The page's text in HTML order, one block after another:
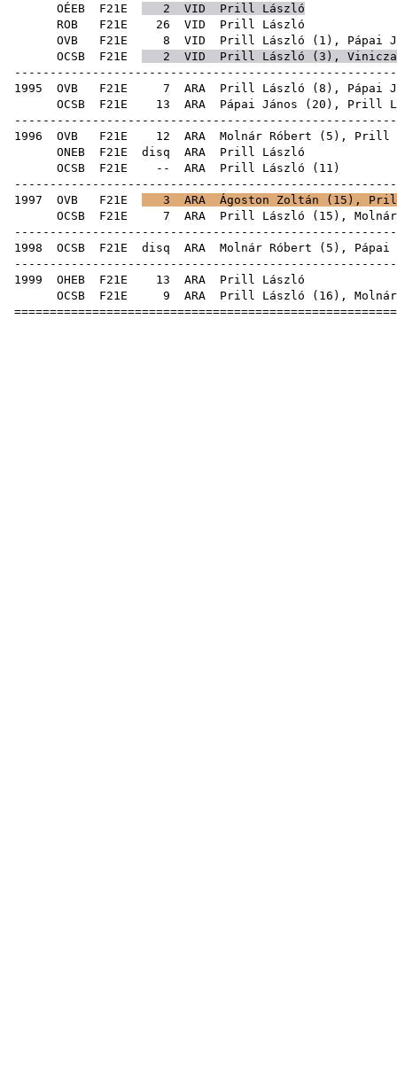
OÉEB F21E 2 VID Prill László
ROB F21E 26 VID
OVB F21E 8 VID Prill László ( 1 ), Pápai
OCSB F21E 2 VID Prill László ( 3 ),
1995 OVB F21E 7 ARA Prill László ( 8 ), Pápai
OCSB F21E 13 ARA Pápai János ( 20 ), Prill
1996 OVB F21E 12 ARA Molnár Róbert ( 5 ), Prill
ONEB F21E disq ARA
OCSB F21E -- ARA Prill László ( 11
1997 OVB F21E 3 ARA Ágoston Zoltán ( 15 ),
OCSB F21E 7 ARA Prill László ( 15 ),
1998 OCSB F21E disq ARA Molnár Róbert ( 5 ), Pápai
1999 OHEB F21E 13 ARA
OCSB F21E 9 ARA Prill László ( 16 ),